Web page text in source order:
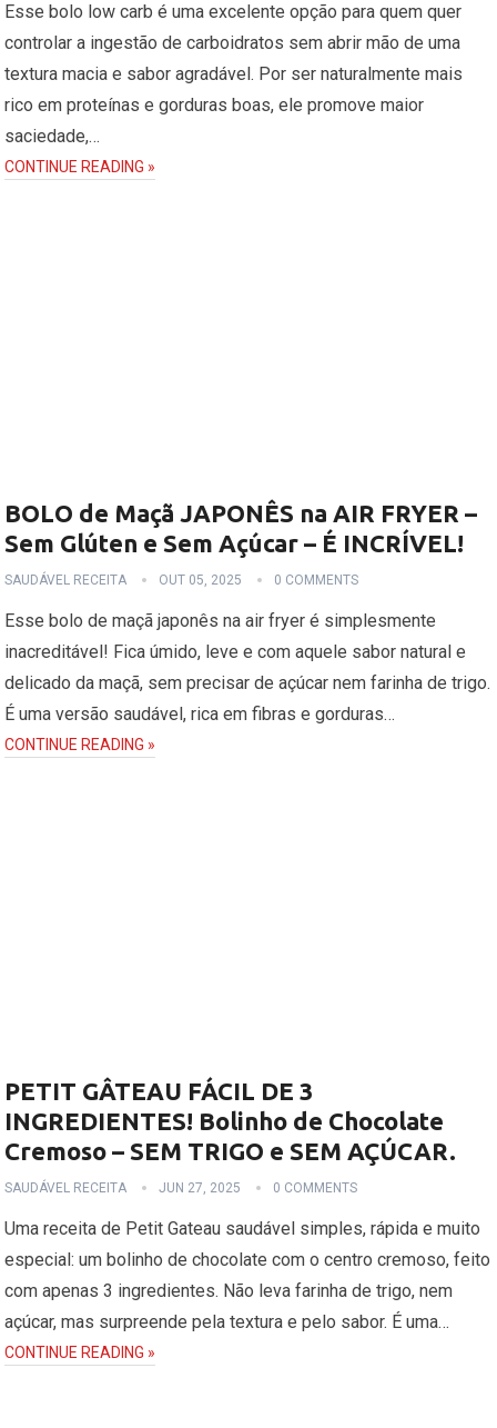
Esse bolo low carb é uma excelente opção para quem quer
controlar a ingestão de carboidratos sem abrir mão de uma
textura macia e sabor agradável. Por ser naturalmente mais
rico em proteínas e gorduras boas, ele promove maior
saciedade,…
CONTINUE READING »
BOLO de Maçã JAPONÊS na AIR FRYER –
Sem Glúten e Sem Açúcar – É INCRÍVEL!
SAUDÁVEL RECEITA OUT 05, 2025 0 COMMENTS
Esse bolo de maçã japonês na air fryer é simplesmente
inacreditável! Fica úmido, leve e com aquele sabor natural e
delicado da maçã, sem precisar de açúcar nem farinha de trigo.
É uma versão saudável, rica em fibras e gorduras…
CONTINUE READING »
PETIT GÂTEAU FÁCIL DE 3
INGREDIENTES! Bolinho de Chocolate
Cremoso – SEM TRIGO e SEM AÇÚCAR.
SAUDÁVEL RECEITA JUN 27, 2025 0 COMMENTS
Uma receita de Petit Gateau saudável simples, rápida e muito
especial: um bolinho de chocolate com o centro cremoso, feito
com apenas 3 ingredientes. Não leva farinha de trigo, nem
açúcar, mas surpreende pela textura e pelo sabor. É uma…
CONTINUE READING »